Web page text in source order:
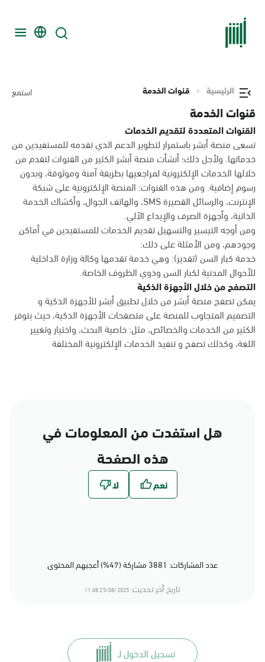
الرئيسية قنوات الخدمة استمع
قنوات الخدمة
القنوات المتعددة لتقديم الخدمات
تسعى منصة أبشر باستمرار لتطوير الدعم الذي تقدمه للمستفيدين من
خدماتها. ولأجل ذلك؛ أنشأت منصة أبشر الكثير من القنوات لتقدم من
خلالها الخدمات الإلكترونية لمراجعيها بطريقة آمنة وموثوقة، وبدون
رسوم إضافية. ومن هذه القنوات: المنصة الإلكترونية على شبكة
الإنترنت، والرسائل القصيرة SMS، والهاتف الجوال، وأكشاك الخدمة
الذاتية، وأجهزة الصرف والإيداع الآلي.
ومن أوجه التيسير والتسهيل تقديم الخدمات للمستفيدين في أماكن
وجودهم، ومن الأمثلة على ذلك:
خدمة كبار السن (تقدير): وهي خدمة تقدمها وكالة وزارة الداخلية
للأحوال المدنية لكبار السن وذوي الظروف الخاصة.
التصفح من خلال الأجهزة الذكية
يمكن تصفح منصة أبشر من خلال تطبيق أبشر للأجهزة الذكية و
التصميم المتجاوب للمنصة على متصفحات الأجهزة الذكية، حيث يتوفر
الكثير من الخدمات والخصائص، مثل: خاصية البحث، واختيار وتغيير
اللغة، وكذلك تصفح و تنفيذ الخدمات الإلكترونية المختلفة
هل استفدت من المعلومات في
هذه الصفحة
عدد المشاركات: 3881 مشاركة (47%) أعجبهم المحتوى
تاريخ أخر تحديث: 25/08/2025 11:08
تسجيل الدخول لـ